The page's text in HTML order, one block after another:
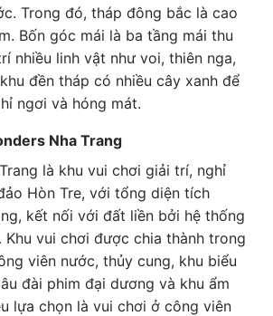
Trong đó, tháp đông bắc là cao
Bốn góc mái là ba tầng mái thu
nhiều linh vật như voi, thiên nga,
đền tháp có nhiều cây xanh để
ngơi và hóng mát.
Nha Trang
là khu vui chơi giải trí, nghỉ
Hòn Tre, với tổng diện tích
kết nối với đất liền bởi hệ thống
Khu vui chơi được chia thành trong
viên nước, thủy cung, khu biểu
đài phim đại dương và khu ẩm
lựa chọn là vui chơi ở công viên